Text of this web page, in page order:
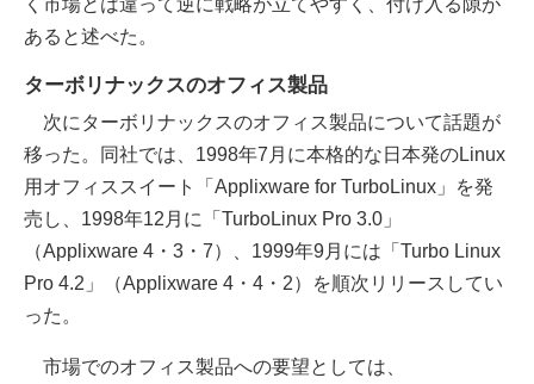
く市場とは違って逆に戦略が立てやすく、付け入る隙が
あると述べた。
ターボリナックスのオフィス製品
次にターボリナックスのオフィス製品について話題が
移った。同社では、1998年7月に本格的な日本発のLinux
用オフィススイート「Applixware for TurboLinux」を発
売し、1998年12月に「TurboLinux Pro 3.0」
（Applixware 4・3・7）、1999年9月には「Turbo Linux
Pro 4.2」（Applixware 4・4・2）を順次リリースしてい
った。
市場でのオフィス製品への要望としては、